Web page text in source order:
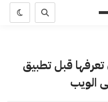
قبل تطبيق
الويب